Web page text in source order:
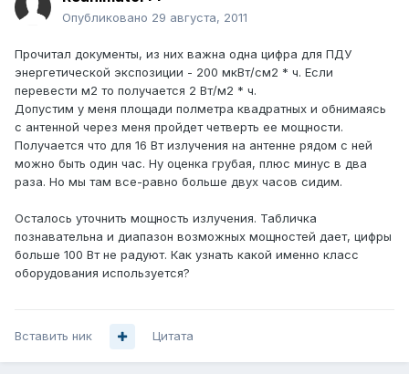
Опубликовано 29 августа, 2011
Прочитал документы, из них важна одна цифра для ПДУ
энергетической экспозиции - 200 мкВт/см2 * ч. Если
перевести м2 то получается 2 Вт/м2 * ч.
Допустим у меня площади полметра квадратных и обнимаясь
с антенной через меня пройдет четверть ее мощности.
Получается что для 16 Вт излучения на антенне рядом с ней
можно быть один час. Ну оценка грубая, плюс минус в два
раза. Но мы там все-равно больше двух часов сидим.
Осталось уточнить мощность излучения. Табличка
познавательна и диапазон возможных мощностей дает, цифры
больше 100 Вт не радуют. Как узнать какой именно класс
оборудования используется?
Вставить ник Цитата